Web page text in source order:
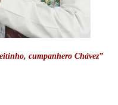
cumpanhero Chávez”